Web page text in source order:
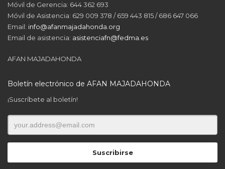
Móvil de Gerencia: 644 362 693
Móvil de Asistencia: 629 009 378 / 659 443 815 / 686 647 066
Email: info@afanmajadahonda.org
Email de asistencia: asistenciafn@fedma.es
AFAN MAJADAHONDA
Boletín electrónico de AFAN MAJADAHONDA
¡Suscríbete al boletín!